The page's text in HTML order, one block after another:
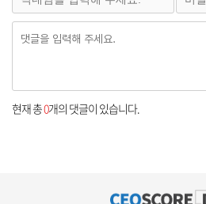
현재 총0개의 댓글이 있습니다.